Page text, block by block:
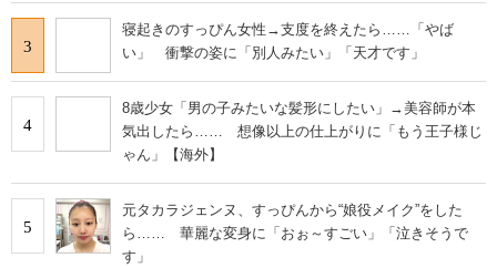
3
寝起きのすっぴん女性→支度を終えたら……「やば
い」 衝撃の姿に「別人みたい」「天才です」
4
8歳少女「男の子みたいな髪形にしたい」→美容師が本
気出したら…… 想像以上の仕上がりに「もう王子様じ
ゃん」【海外】
5
元タカラジェンヌ、すっぴんから“娘役メイク”をした
ら…… 華麗な変身に「おぉ～すごい」「泣きそうで
す」